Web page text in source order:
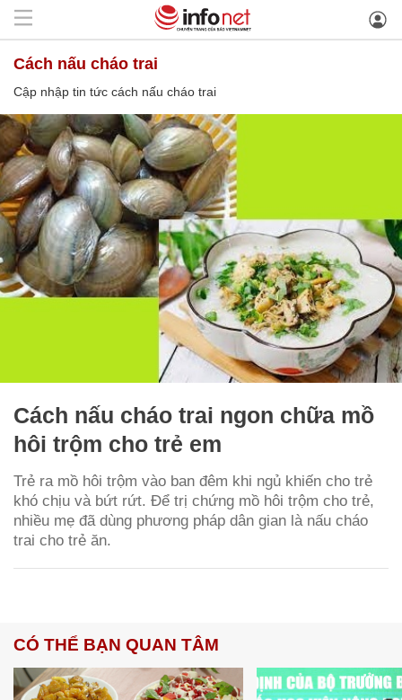
cách nấu cháo trai
Cập nhập tin tức cách nấu cháo trai
Cách nấu cháo trai ngon chữa mồ
hôi trộm cho trẻ em
Trẻ ra mồ hôi trộm vào ban đêm khi ngủ khiến cho trẻ
khó chịu và bứt rứt. Để trị chứng mồ hôi trộm cho trẻ,
nhiều mẹ đã dùng phương pháp dân gian là nấu cháo
trai cho trẻ ăn.
CÓ THỂ BẠN QUAN TÂM